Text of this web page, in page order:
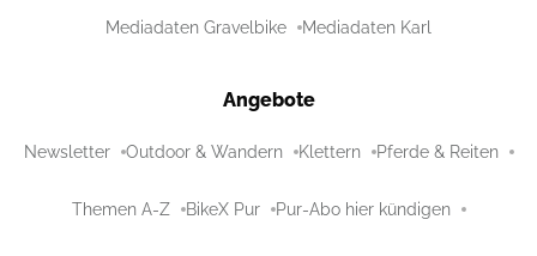
Mediadaten Gravelbike Mediadaten Karl
Angebote
Newsletter Outdoor & Wandern Klettern Pferde & Reiten
Themen A-Z BikeX Pur Pur-Abo hier kündigen